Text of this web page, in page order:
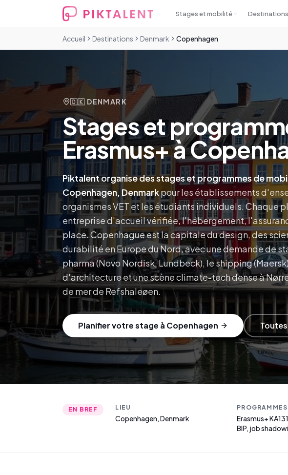
Stages et mobilité Destinations
Accueil Destinations Denmark Copenhagen
🇩🇰 DENMARK
Stages et
Erasmus+ à
Piktalent organise des stages et programmes de
Copenhagen, Denmarkpour les établissements
organismes VET et les étudiants individuels. Chaque
entreprise d'accueil vérifiée, l'hébergement,
place.Copenhague est la capitale du design, des
durabilité en Europe du Nord, avec une demande de
pharma (Novo Nordisk, Lundbeck), le shipping
d'architecture et une scène climate-tech dense à
de mer de Refshaleøen.
Planifier votre stage à Copenhagen
EN BREF LIEU
Copenhagen,Denmark
PROGRAMMES
Erasmus+
BIP, job